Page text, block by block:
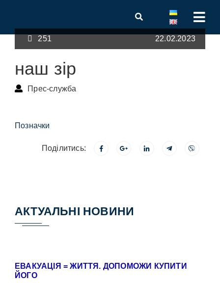
251 22.02.2023
наш зір
Прес-служба
Позначки
Поділитись:
АКТУАЛЬНІ НОВИНИ
ЕВАКУАЦІЯ = ЖИТТЯ. ДОПОМОЖИ КУПИТИ
ЙОГО